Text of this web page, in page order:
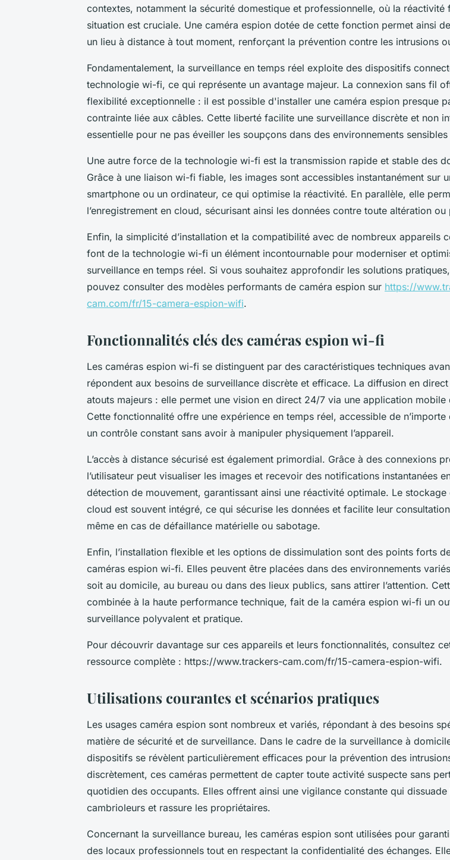
contextes, notamment la sécurité domestique et professionnelle, où la réactivité
situation est cruciale. Une caméra espion dotée de cette fonction permet ainsi
un lieu à distance à tout moment, renforçant la prévention contre les intrusions
Fondamentalement, la surveillance en temps réel exploite des dispositifs
technologie wi-fi, ce qui représente un avantage majeur. La connexion sans fil
flexibilité exceptionnelle : il est possible d'installer une caméra espion presque
contrainte liée aux câbles. Cette liberté facilite une surveillance discrète et non
essentielle pour ne pas éveiller les soupçons dans des environnements
Une autre force de la technologie wi-fi est la transmission rapide et stable des
Grâce à une liaison wi-fi fiable, les images sont accessibles instantanément sur
smartphone ou un ordinateur, ce qui optimise la réactivité. En parallèle, elle
l’enregistrement en cloud, sécurisant ainsi les données contre toute altération ou
Enfin, la simplicité d’installation et la compatibilité avec de nombreux appareils
font de la technologie wi-fi un élément incontournable pour moderniser et
surveillance en temps réel. Si vous souhaitez approfondir les solutions
pouvez consulter des modèles performants de caméra espion sur https://
cam.com/fr/15-camera-espion-wifi.
Fonctionnalités clés des caméras espion wi-fi
Les caméras espion wi-fi se distinguent par des caractéristiques techniques
répondent aux besoins de surveillance discrète et efficace. La diffusion en direct
atouts majeurs : elle permet une vision en direct 24/7 via une application mobile
Cette fonctionnalité offre une expérience en temps réel, accessible de n’importe
un contrôle constant sans avoir à manipuler physiquement l’appareil.
L’accès à distance sécurisé est également primordial. Grâce à des connexions
l’utilisateur peut visualiser les images et recevoir des notifications instantanées
détection de mouvement, garantissant ainsi une réactivité optimale. Le stockage
cloud est souvent intégré, ce qui sécurise les données et facilite leur
même en cas de défaillance matérielle ou sabotage.
Enfin, l’installation flexible et les options de dissimulation sont des points forts
caméras espion wi-fi. Elles peuvent être placées dans des environnements
soit au domicile, au bureau ou dans des lieux publics, sans attirer l’attention.
combinée à la haute performance technique, fait de la caméra espion wi-fi un
surveillance polyvalent et pratique.
Pour découvrir davantage sur ces appareils et leurs fonctionnalités, consultez
ressource complète : https://www.trackers-cam.com/fr/15-camera-espion-wifi.
Utilisations courantes et scénarios pratiques
Les usages caméra espion sont nombreux et variés, répondant à des besoins
matière de sécurité et de surveillance. Dans le cadre de la surveillance à
dispositifs se révèlent particulièrement efficaces pour la prévention des
discrètement, ces caméras permettent de capter toute activité suspecte sans
quotidien des occupants. Elles offrent ainsi une vigilance constante qui dissuade
cambrioleurs et rassure les propriétaires.
Concernant la surveillance bureau, les caméras espion sont utilisées pour
des locaux professionnels tout en respectant la confidentialité des échanges.